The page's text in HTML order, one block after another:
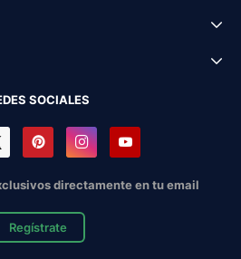
SOCIALES
directamente en tu email
Regístrate